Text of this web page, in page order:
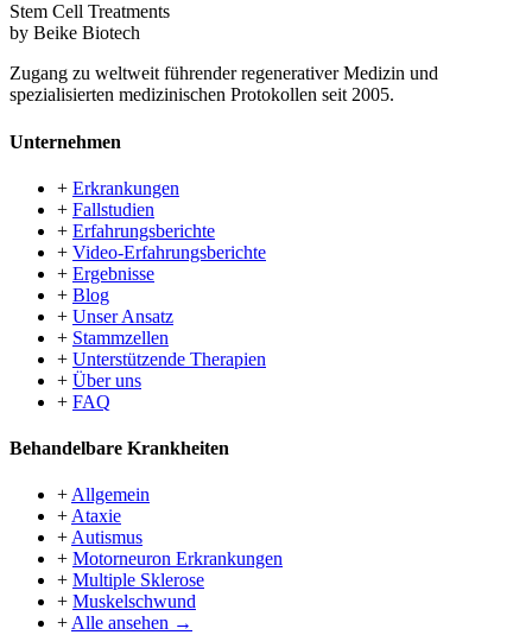
Stem Cell Treatments
by Beike Biotech
Zugang zu weltweit führender regenerativer Medizin und
spezialisierten medizinischen Protokollen seit 2005.
Unternehmen
+ Erkrankungen
+ Fallstudien
+ Erfahrungsberichte
+ Video-Erfahrungsberichte
+ Ergebnisse
+ Blog
+ Unser Ansatz
+ Stammzellen
+ Unterstützende Therapien
+ Über uns
+ FAQ
Behandelbare Krankheiten
+ Allgemein
+ Ataxie
+ Autismus
+ Motorneuron Erkrankungen
+ Multiple Sklerose
+ Muskelschwund
+ Alle ansehen →